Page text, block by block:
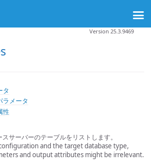
Version 25.3.9469
タ
ラメータ
性
サーバーのテーブルをリストします。
and the target database type,
and output attributes might be irrelevant.